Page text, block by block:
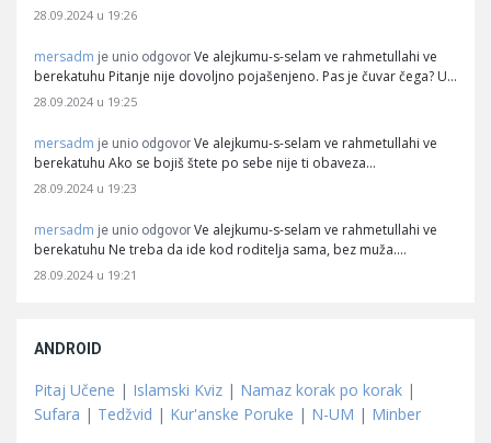
28.09.2024 u 19:26
mersadm je unio odgovor Ve alejkumu-s-selam ve rahmetullahi ve
berekatuhu Pitanje nije dovoljno pojašenjeno. Pas je čuvar čega? U…
28.09.2024 u 19:25
mersadm je unio odgovor Ve alejkumu-s-selam ve rahmetullahi ve
berekatuhu Ako se bojiš štete po sebe nije ti obaveza…
28.09.2024 u 19:23
mersadm je unio odgovor Ve alejkumu-s-selam ve rahmetullahi ve
berekatuhu Ne treba da ide kod roditelja sama, bez muža.…
28.09.2024 u 19:21
ANDROID
Pitaj Učene | Islamski Kviz | Namaz korak po korak |
Sufara | Tedžvid | Kur'anske Poruke | N-UM | Minber